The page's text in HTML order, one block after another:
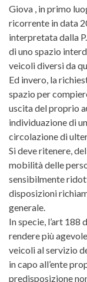
Giova , in primo
ricorrente in data
interpretata dalla
di uno spazio
veicoli diversi da
Ed invero, la
spazio per
uscita del proprio
individuazione di
circolazione di
Si deve ritenere,
mobilità delle
sensibilmente
disposizioni
generale.
In specie, l’art 188
rendere più
veicoli al servizio
in capo all’ente
predisposizione